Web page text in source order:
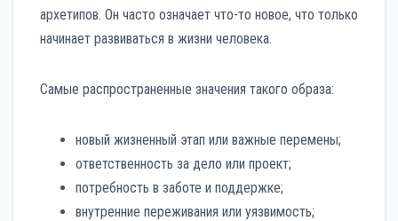
архетипов. Он часто означает что-то новое, что только
начинает развиваться в жизни человека.
Самые распространенные значения такого образа:
новый жизненный этап или важные перемены;
ответственность за дело или проект;
потребность в заботе и поддержке;
внутренние переживания или уязвимость;